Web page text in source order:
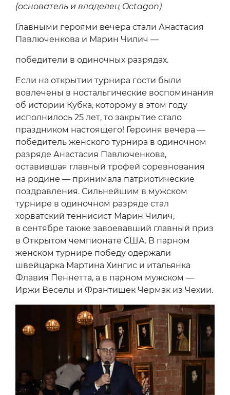
(основатель и владелец Octagon)
Главными героями вечера стали Анастасия
Павлюченкова и Марин Чилич —
победители в одиночных разрядах.
Если на открытии турнира гости были
вовлечены в ностальгические воспоминания
об истории Кубка, которому в этом году
исполнилось 25 лет, то закрытие стало
праздником настоящего! Героиня вечера —
победитель женского турнира в одиночном
разряде Анастасия Павлюченкова,
оставившая главный трофей соревнования
на родине — принимала патриотические
поздравления. Сильнейшим в мужском
турнире в одиночном разряде стал
хорватский теннисист Марин Чилич,
в сентябре также завоевавший главный приз
в Открытом чемпионате США. В парном
женском турнире победу одержали
швейцарка Мартина Хингис и итальянка
Флавия Пеннетта, а в парном мужском —
Иржи Веселы и Франтишек Чермак из Чехии.